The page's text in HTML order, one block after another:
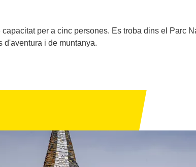
per a cinc persones. Es troba dins el Parc
d'aventura i de muntanya.